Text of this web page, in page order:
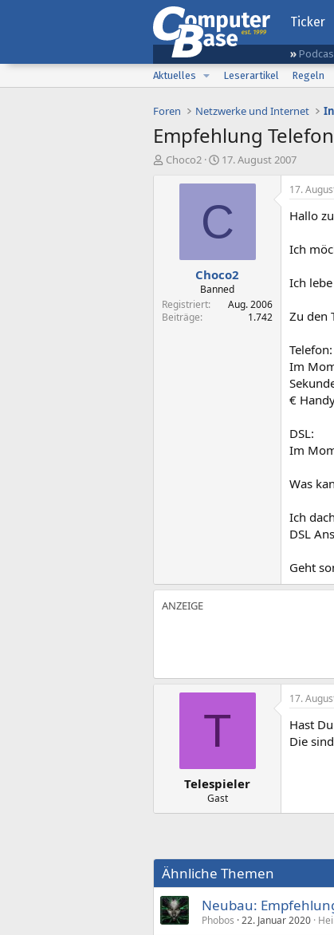
Ticker
Aktuelles
Leserartikel Regeln
Foren Netzwerke und Internet
Empfehlung
E
Choco2
E
s
t
e
l
t
a
m
17. August 2007
C
Choco2
Banned
Registriert
Aug. 2006
Beiträge
1.742
17.
Hallo
Ich
Ich
Zu den
Telefon:
Im
€
DSL:
Im
Was
Ich
DSL
Geht
T
Telespieler
Gast
17.
Hast
Die
Ähnliche Themen
Neubau:
Phobos 22. Januar 2020